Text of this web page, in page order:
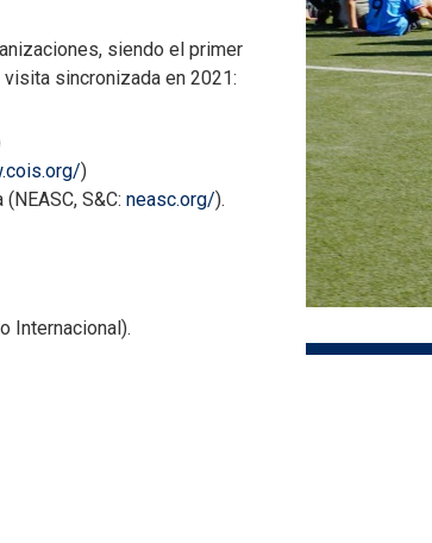
siendo el primer
sincronizada en 2021:
)
S&C: neasc.org/).
Internacional).